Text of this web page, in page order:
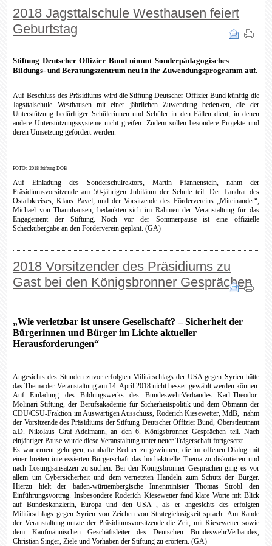
2018 Jagsttalschule Westhausen feiert
Geburtstag
Stiftung Deutscher Offizier Bund nimmt Sonderpädagogisches
Bildungs- und Beratungszentrum neu in ihr Zuwendungsprogramm auf.
Auf Beschluss des Präsidiums wird die Stiftung Deutscher Offizier Bund künftig die
Jagsttalschule Westhausen mit einer jährlichen Zuwendung bedenken, die der
Unterstützung bedürftiger Schülerinnen und Schüler in den Fällen dient, in denen
andere Unterstützungssysteme nicht greifen. Zudem sollen besondere Projekte und
deren Umsetzung gefördert werden.
FOTO: 2018 Stiftung DOB
Auf Einladung des Sonderschulrektors, Martin Pfannenstein, nahm der
Präsidiumsvorsitzende am 50-jährigen Jubiläum der Schule teil. Der Landrat des
Ostalbkreises, Klaus Pavel, und der Vorsitzende des Fördervereins „Miteinander“,
Michael von Thannhausen, bedankten sich im Rahmen der Veranstaltung für das
Engagement der Stiftung. Noch vor der Sommerpause ist eine offizielle
Scheckübergabe an den Förderverein geplant. (GA)
2018 Vorsitzender des Präsidiums zu
Gast bei den Königsbronner Gesprächen
„Wie verletzbar ist unsere Gesellschaft? – Sicherheit der
Bürgerinnen und Bürger im Lichte aktueller
Herausforderungen“
Angesichts des Stunden zuvor erfolgten Militärschlags der USA gegen Syrien hätte
das Thema der Veranstaltung am 14. April 2018 nicht besser gewählt werden können.
Auf Einladung des Bildungswerks des BundeswehrVerbandes Karl-Theodor-
Molinari-Stiftung, der Berufsakademie für Sicherheitspolitik und dem Obmann der
CDU/CSU-Fraktion im Auswärtigen Ausschuss, Roderich Kiesewetter, MdB, nahm
der Vorsitzende des Präsidiums der Stiftung Deutscher Offizier Bund, Oberstleutnant
a.D. Nikolaus Graf Adelmann, an den 6. Königsbronner Gesprächen teil. Nach
einjähriger Pause wurde diese Veranstaltung unter neuer Trägerschaft fortgesetzt.
Es war erneut gelungen, namhafte Redner zu gewinnen, die im offenen Dialog mit
einer breiten interessierten Bürgerschaft das hochaktuelle Thema zu diskutieren und
nach Lösungsansätzen zu suchen.Bei den Königsbronner Gesprächen ging es vor
allem um Cybersicherheit und dem vernetzten Handeln zum Schutz der Bürger.
Hierzu hielt der baden-württembergische Innenminister Thomas Strobl den
Einführungsvortrag. Insbesondere Roderich Kiesewetter fand klare Worte mit Blick
auf Bundeskanzlerin, Europa und den USA , als er angesichts des erfolgten
Militärschlags gegen Syrien von Zeichen von Strategielosigkeit sprach. Am Rande
der Veranstaltung nutzte der Präsidiumsvorsitzende die Zeit, mit Kiesewetter sowie
dem Kaufmännischen Geschäftsleiter des Deutschen BundeswehrVerbandes,
Christian Singer, Ziele und Vorhaben der Stiftung zu erörtern. (GA)